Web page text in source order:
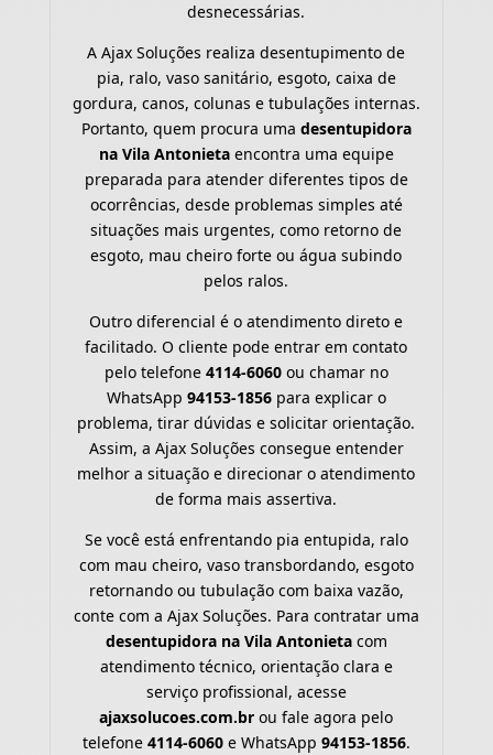
desnecessárias.
A Ajax Soluções realiza desentupimento de
pia, ralo, vaso sanitário, esgoto, caixa de
gordura, canos, colunas e tubulações internas.
Portanto, quem procura uma desentupidora
na Vila Antonietaencontra uma equipe
preparada para atender diferentes tipos de
ocorrências, desde problemas simples até
situações mais urgentes, como retorno de
esgoto, mau cheiro forte ou água subindo
pelos ralos.
Outro diferencial é o atendimento direto e
facilitado. O cliente pode entrar em contato
pelo telefone 4114-6060ou chamar no
WhatsApp 94153-1856para explicar o
problema, tirar dúvidas e solicitar orientação.
Assim, a Ajax Soluções consegue entender
melhor a situação e direcionar o atendimento
de forma mais assertiva.
Se você está enfrentando pia entupida, ralo
com mau cheiro, vaso transbordando, esgoto
retornando ou tubulação com baixa vazão,
conte com a Ajax Soluções. Para contratar uma
desentupidora na Vila Antonietacom
atendimento técnico, orientação clara e
serviço profissional, acesse
ajaxsolucoes.com.br ou fale agora pelo
telefone 4114-6060e WhatsApp 94153-1856.